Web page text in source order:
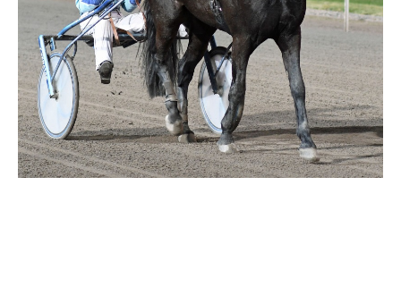
Travkonferens
Exponering & värdskap
Aktiviteter
Hört och hänt
Tävling
Tävlingsserier